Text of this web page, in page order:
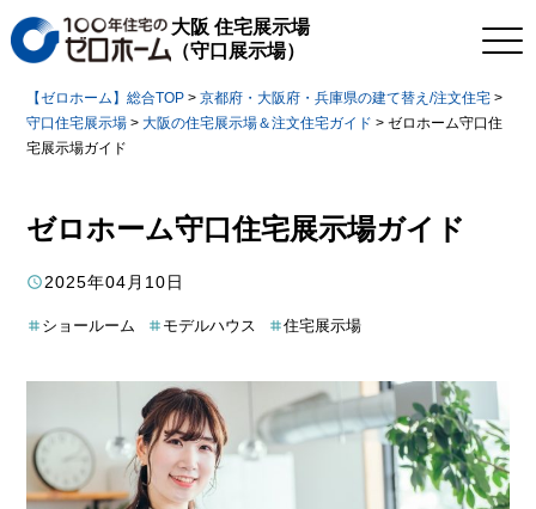
大阪 住宅展示場
（守口展示場）
【ゼロホーム】総合TOP >京都府・大阪府・兵庫県の建て替え/注文住宅 >
守口住宅展示場 >大阪の住宅展示場＆注文住宅ガイド >ゼロホーム守口住
宅展示場ガイド
ゼロホーム守口住宅展示場ガイド
2025年04月10日
ショールーム モデルハウス 住宅展示場